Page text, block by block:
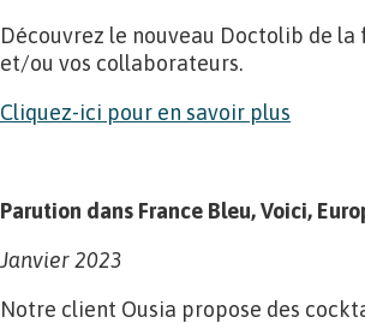
Découvrez le nouveau Doctolib de
et/ou vos collaborateurs.
Cliquez-ici pour en savoir plus
Parution dans France Bleu, Voici,
Janvier 2023
Notre client Ousia propose des